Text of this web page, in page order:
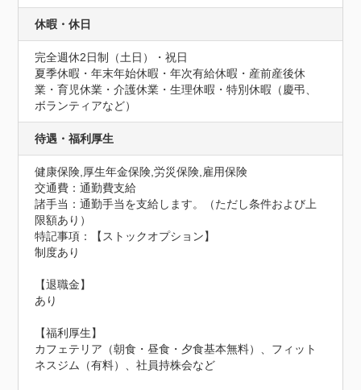
休暇・休日
完全週休2日制（土日）・祝日
夏季休暇・年末年始休暇・年次有給休暇・産前産後休
業・育児休業・介護休業・生理休暇・特別休暇（慶弔、
ボランティアなど）
待遇・福利厚生
健康保険,厚生年金保険,労災保険,雇用保険
交通費：通勤費支給
諸手当：通勤手当を支給します。（ただし条件および上
限額あり）
特記事項：【ストックオプション】
制度あり
【退職金】
あり
【福利厚生】
カフェテリア（朝食・昼食・夕食基本無料）、フィット
ネスジム（有料）、社員持株会など